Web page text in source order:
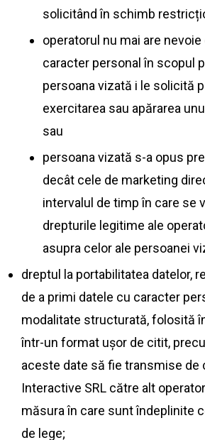
solicitând în schimb
operatorul nu mai are
caracter personal în scopul
persoana vizată i le solicită
exercitarea sau apărarea
sau
persoana vizată s-a opus
decât cele de marketing
intervalul de timp în care se
drepturile legitime ale
asupra celor ale persoanei
dreptul la portabilitatea datelor,
de a primi datele cu caracter
modalitate structurată, folosită
într-un format ușor de citit,
aceste date să fie transmise de
Interactive SRL către alt
măsura în care sunt îndeplinite
de lege;